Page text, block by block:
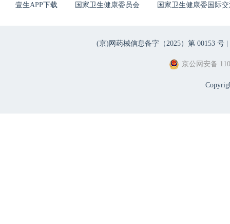
壹生APP下载 国家卫生健康委员会 国家卫生健康委国际
(京)网药械信息备字（2025）第 00153 号 |
京公网安备